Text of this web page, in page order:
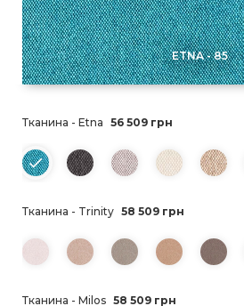
ETNA - 85
Тканина - Etna 56 509 грн
Тканина - Trinity 58 509 грн
Тканина - Milos 58 509 грн